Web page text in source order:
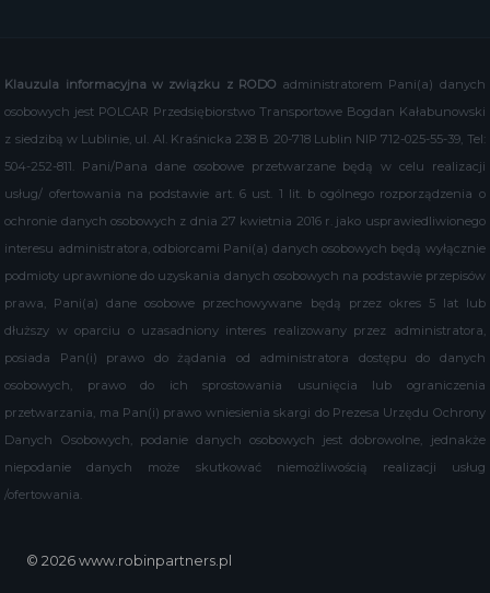
Klauzula informacyjna w związku z RODO administratorem Pani(a) danych
osobowych jest POLCAR Przedsiębiorstwo Transportowe Bogdan Kałabunowski
z siedzibą w Lublinie, ul. Al. Kraśnicka 238 B 20-718 Lublin NIP 712-025-55-39, Tel:
504-252-811. Pani/Pana dane osobowe przetwarzane będą w celu realizacji
usług/ ofertowania na podstawie art. 6 ust. 1 lit. b ogólnego rozporządzenia o
ochronie danych osobowych z dnia 27 kwietnia 2016 r. jako usprawiedliwionego
interesu administratora, odbiorcami Pani(a) danych osobowych będą wyłącznie
podmioty uprawnione do uzyskania danych osobowych na podstawie przepisów
prawa, Pani(a) dane osobowe przechowywane będą przez okres 5 lat lub
dłuższy w oparciu o uzasadniony interes realizowany przez administratora,
posiada Pan(i) prawo do żądania od administratora dostępu do danych
osobowych, prawo do ich sprostowania usunięcia lub ograniczenia
przetwarzania, ma Pan(i) prawo wniesienia skargi do Prezesa Urzędu Ochrony
Danych Osobowych, podanie danych osobowych jest dobrowolne, jednakże
niepodanie danych może skutkować niemożliwością realizacji usług
/ofertowania.
© 2026 www.robinpartners.pl